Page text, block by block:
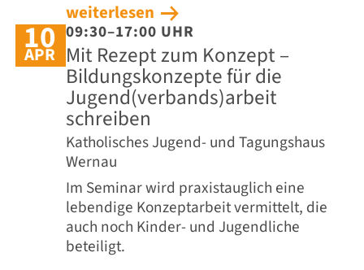
weiterlesen
10
APR
09:30–17:00 UHR
Mit Rezept zum Konzept –
Bildungskonzepte für die
Jugend(verbands)arbeit
schreiben
Katholisches Jugend- und Tagungshaus
Wernau
Im Seminar wird praxistauglich eine
lebendige Konzeptarbeit vermittelt, die
auch noch Kinder- und Jugendliche
beteiligt.